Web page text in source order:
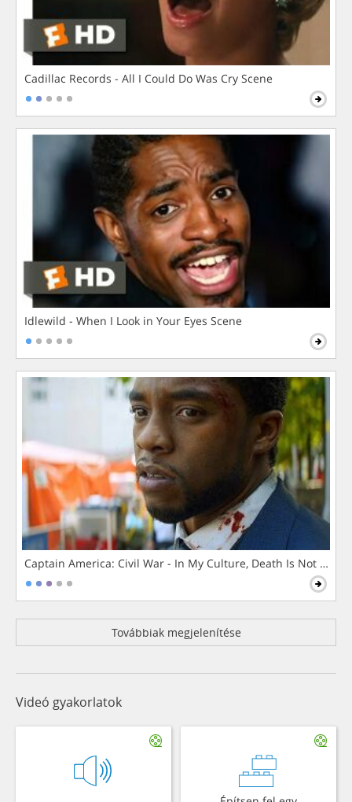
Cadillac Records - All I Could Do Was Cry Scene
Idlewild - When I Look in Your Eyes Scene
Captain America: Civil War - In My Culture, Death Is Not The
Továbbiak megjelenítése
Videó gyakorlatok